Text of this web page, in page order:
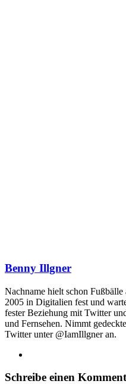
Benny Illgner
Nachname hielt schon
2005 in Digitalien fest und
fester Beziehung mit Twitter
und Fernsehen. Nimmt
Twitter unter @IamIllgner an.
Schreibe einen